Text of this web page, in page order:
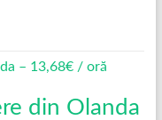
din Olanda